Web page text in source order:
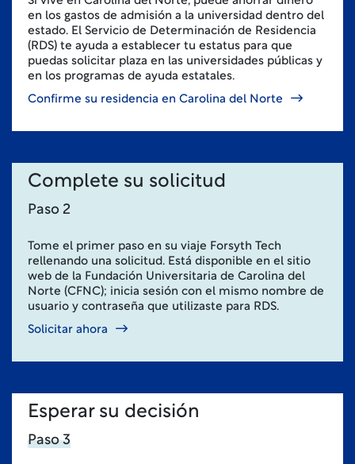
en los gastos de admisión a la universidad dentro del
estado. El Servicio de Determinación de Residencia
(RDS) te ayuda a establecer tu estatus para que
puedas solicitar plaza en las universidades públicas y
en los programas de ayuda estatales.
Confirme su residencia en Carolina del Norte
Complete su solicitud
Paso 2
Tome el primer paso en su viaje Forsyth Tech
rellenando una solicitud. Está disponible en el sitio
web de la Fundación Universitaria de Carolina del
Norte (CFNC); inicia sesión con el mismo nombre de
usuario y contraseña que utilizaste para RDS.
Solicitar ahora
Esperar su decisión
Paso 3